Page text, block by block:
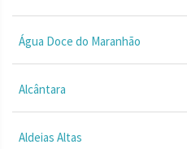
Água Doce do Maranhão
Alcântara
Aldeias Altas